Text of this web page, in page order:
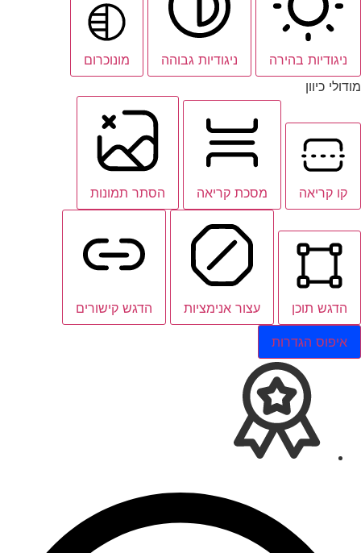
ניגודיות בהירה ניגודיות גבוהה
מונוכרום
מודולי כיוון
קו קריאה מסכת קריאה הסתר תמונות
הדגש תוכן עצור אנימציות הדגש קישורים
איפוס הגדרות